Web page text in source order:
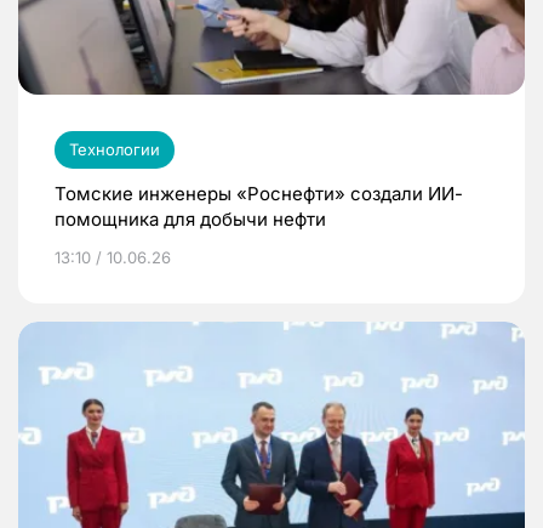
Технологии
Томские инженеры «Роснефти» создали ИИ-
помощника для добычи нефти
13:10 / 10.06.26